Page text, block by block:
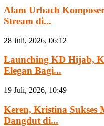
Alam Urbach
Stream di...
28 Juli, 2026, 06:12
Launching KD Hijab,
Elegan Bagi...
19 Juli, 2026, 10:49
Keren, Kristina Sukses
Dangdut di...